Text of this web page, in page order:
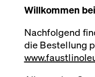
Willkommen
Nachfolgend
die Bestellung